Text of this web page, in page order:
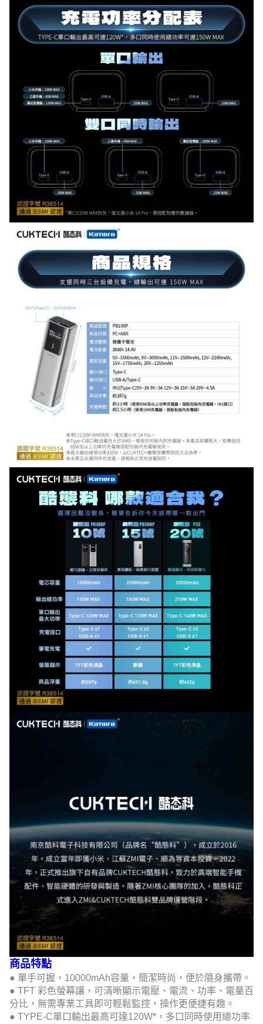
商品特點
● 單手可握，10000mAh容量，簡潔時尚，便於隨身攜帶。
● TFT 彩色螢幕讓，可清晰顯示電壓、電流、功率、電量百
分比，無需專業工具即可輕鬆監控，操作更便捷有趣。
● TYPE-C單口輸出最高可達120W*，多口同時使用總功率